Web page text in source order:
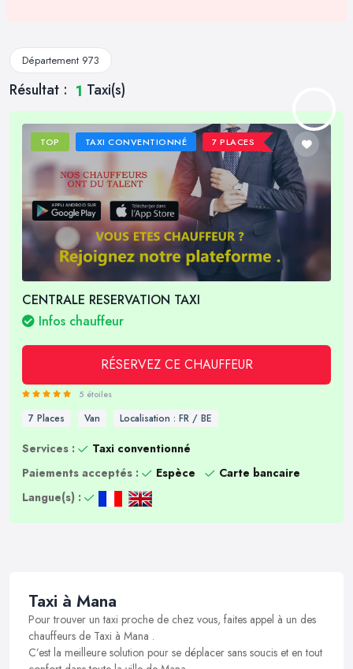
Département 973
Résultat : 1 Taxi(s)
TOP TAXI CONVENTIONNÉ 7 PLACES
CENTRALE RESERVATION TAXI
Infos chauffeur
RÉSERVEZ CE CHAUFFEUR
5 étoiles
7 Places Van Localisation : FR / BE
Services :
Taxi conventionné
Paiements acceptés :
Espèce
Carte bancaire
Langue(s) :
Taxi à Mana
Pour trouver un taxi proche de chez vous, faites appel à un des
chauffeurs de Taxi à Mana .
C’est la meilleure solution pour se déplacer sans soucis et en tout